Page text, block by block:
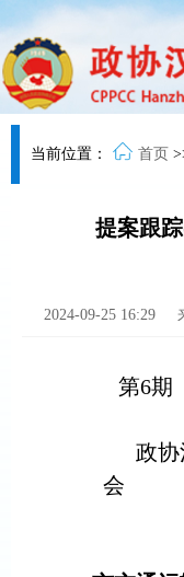
当前位置： 首页
提案跟
2024-09-25 16:29
第6期
政
会